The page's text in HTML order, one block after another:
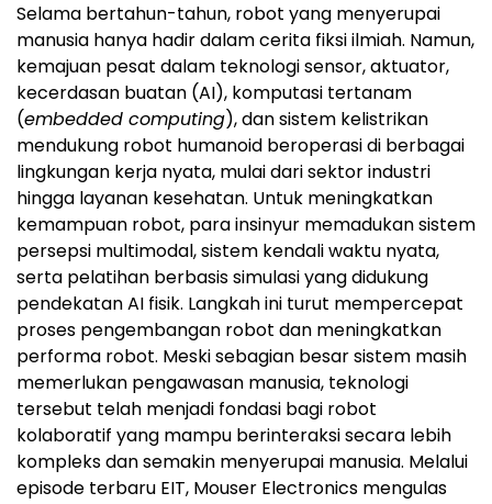
Selama bertahun-tahun, robot yang menyerupai
manusia hanya hadir dalam cerita fiksi ilmiah. Namun,
kemajuan pesat dalam teknologi sensor, aktuator,
kecerdasan buatan (AI), komputasi tertanam
(embedded computing), dan sistem kelistrikan
mendukung robot humanoid beroperasi di berbagai
lingkungan kerja nyata, mulai dari sektor industri
hingga layanan kesehatan. Untuk meningkatkan
kemampuan robot, para insinyur memadukan sistem
persepsi multimodal, sistem kendali waktu nyata,
serta pelatihan berbasis simulasi yang didukung
pendekatan AI fisik. Langkah ini turut mempercepat
proses pengembangan robot dan meningkatkan
performa robot. Meski sebagian besar sistem masih
memerlukan pengawasan manusia, teknologi
tersebut telah menjadi fondasi bagi robot
kolaboratif yang mampu berinteraksi secara lebih
kompleks dan semakin menyerupai manusia. Melalui
episode terbaru EIT, Mouser Electronics mengulas